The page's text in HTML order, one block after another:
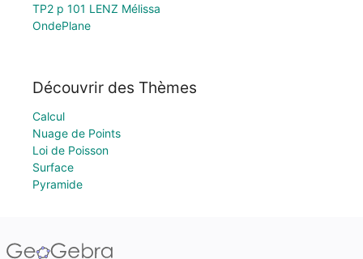
TP2 p 101 LENZ Mélissa
OndePlane
Découvrir des Thèmes
Calcul
Nuage de Points
Loi de Poisson
Surface
Pyramide